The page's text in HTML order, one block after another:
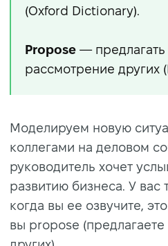
(Oxford Dictionary).
Propose — предлагать
рассмотрение других
Моделируем новую
коллегами на деловом
руководитель хочет
развитию бизнеса. У вас
когда вы ее озвучите,
вы propose